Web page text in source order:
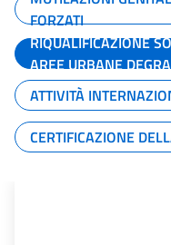
FORZATI
RIQUALIFICAZIONE
AREE URBANE
ATTIVITÀ
CERTIFICAZIONE